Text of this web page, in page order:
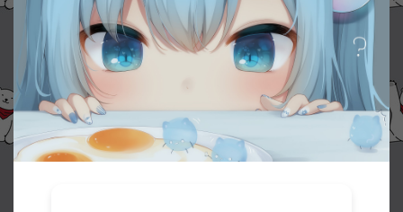
©版权免责声明
本站资源售价只是赞助，收取费用仅维持本站的日常运营所需。
若您需要商业运营或用于其他商业活动，请您购买正版授权并合法
使用。
3.如果本站有侵犯、不妥之处的资源，请在网站右边客服联系我们。
将会第一时间解决！
4.本站提供的所有资源仅供参考学习使用，不存在任何商业目的与商